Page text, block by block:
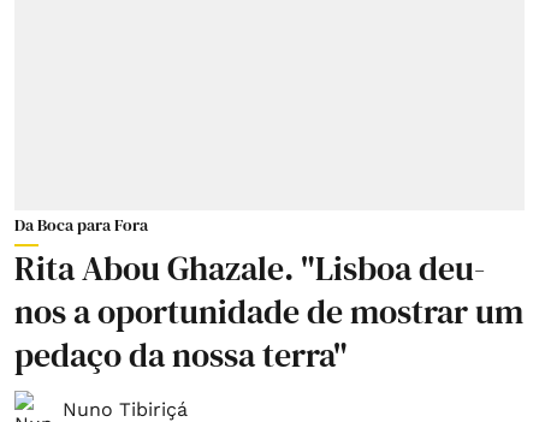
Da Boca para Fora
Rita Abou Ghazale. "Lisboa deu-
nos a oportunidade de mostrar um
pedaço da nossa terra"
Nuno Tibiriçá